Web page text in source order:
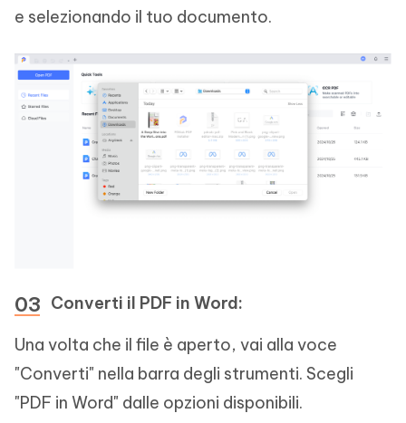
e selezionando il tuo documento.
Converti il PDF in Word:
Una volta che il file è aperto, vai alla voce
"Converti" nella barra degli strumenti. Scegli
"PDF in Word" dalle opzioni disponibili.